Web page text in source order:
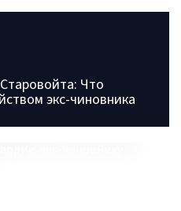
Что
экс-чиновника